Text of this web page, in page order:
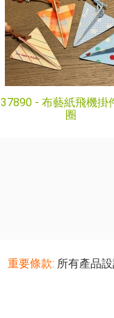
37890 - 布藝紙飛機掛
圈
重要條款: 所有產品